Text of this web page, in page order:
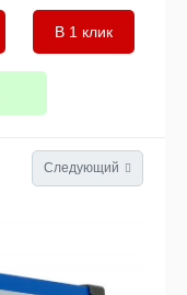
В 1 клик
Следующий